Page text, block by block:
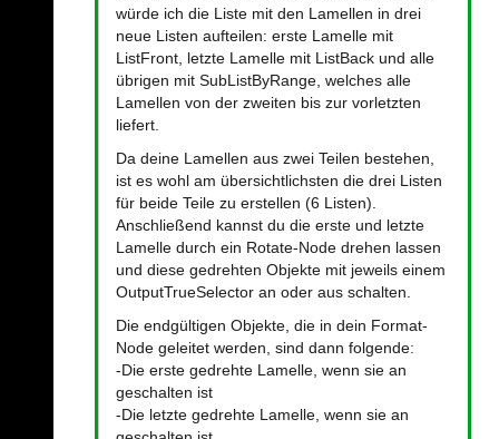
würde ich die Liste mit den Lamellen in drei
neue Listen aufteilen: erste Lamelle mit
ListFront, letzte Lamelle mit ListBack und alle
übrigen mit SubListByRange, welches alle
Lamellen von der zweiten bis zur vorletzten
liefert.
Da deine Lamellen aus zwei Teilen bestehen,
ist es wohl am übersichtlichsten die drei Listen
für beide Teile zu erstellen (6 Listen).
Anschließend kannst du die erste und letzte
Lamelle durch ein Rotate-Node drehen lassen
und diese gedrehten Objekte mit jeweils einem
OutputTrueSelector an oder aus schalten.
Die endgültigen Objekte, die in dein Format-
Node geleitet werden, sind dann folgende:
-Die erste gedrehte Lamelle, wenn sie an
geschalten ist
-Die letzte gedrehte Lamelle, wenn sie an